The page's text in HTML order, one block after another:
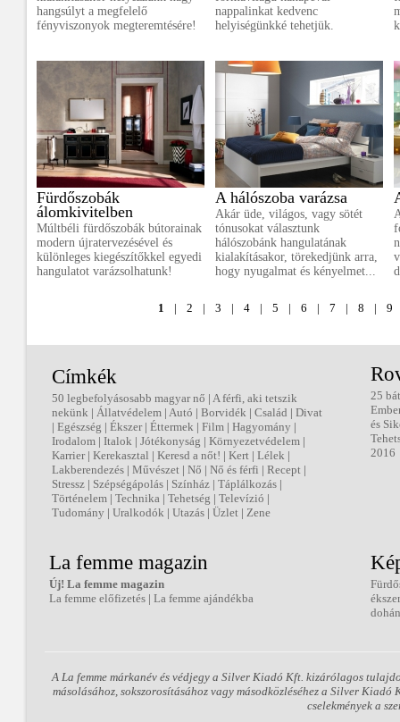
hangsúlyt a megfelelő
fényviszonyok megteremtésére!
nappalinkat kedvenc
helyiségünkké tehetjük.
Fürdőszobák
álomkivitelben
Múltbéli fürdőszobák bútorainak
modern újratervezésével és
különleges kiegészítőkkel egyedi
hangulatot varázsolhatunk!
A hálószoba varázsa
Akár üde, világos, vagy sötét
tónusokat választunk
hálószobánk hangulatának
kialakításakor, törekedjünk arra,
hogy nyugalmat és kényelmet...
1 | 2 | 3 | 4 | 5 | 6 | 7 | 8 | 9
Címkék
50 legbefolyásosabb magyar nő | A férfi, aki tetszik
nekünk | Állatvédelem | Autó | Borvidék | Család | Divat
| Egészség | Ékszer| Éttermek | Film | Hagyomány |
Irodalom | Italok | Jótékonyság | Környezetvédelem |
Karrier| Kerekasztal | Keresd a nőt! | Kert | Lélek |
Lakberendezés | Művészet | Nő | Nő és férfi | Recept |
Stressz | Szépségápolás | Színház | Táplálkozás |
Történelem | Technika | Tehetség | Televízió |
Tudomány | Uralkodók | Utazás | Üzlet | Zene
25
és
2016
La femme magazin
Új! La femme magazin
La femme előfizetés | La femme ajándékba
A La femme márkanév és védjegy a Silver Kiadó Kft. kizárólagos
másolásához, sokszorosításához vagy másodközléséhez a Silver
cselekmények a